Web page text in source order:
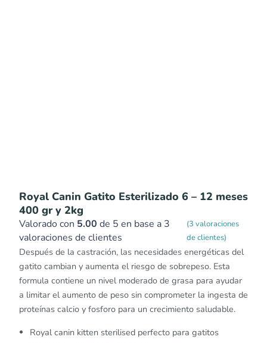
Royal Canin Gatito Esterilizado 6 – 12 meses
400 gr y 2kg
Valorado con 5.00 de 5 en base a 3
valoraciones de clientes
(3 valoraciones
de clientes)
Después de la castración, las necesidades energéticas del
gatito cambian y aumenta el riesgo de sobrepeso. Esta
formula contiene un nivel moderado de grasa para ayudar
a limitar el aumento de peso sin comprometer la ingesta de
proteínas calcio y fosforo para un crecimiento saludable.
Royal canin kitten sterilised perfecto para gatitos